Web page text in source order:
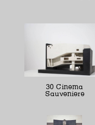
30 Cinema
Sauveniere